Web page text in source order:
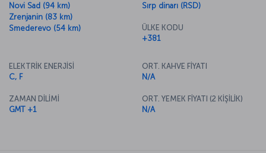
Novi Sad (94 km)
Zrenjanin (83 km)
Smederevo (54 km)
Sırp dinarı (RSD)
ÜLKE KODU
+381
ELEKTRİK ENERJİSİ
C, F
ZAMAN DİLİMİ
GMT +1
ORT. KAHVE FİYATI
N/A
ORT. YEMEK FİYATI (2 KİŞİLİK)
N/A